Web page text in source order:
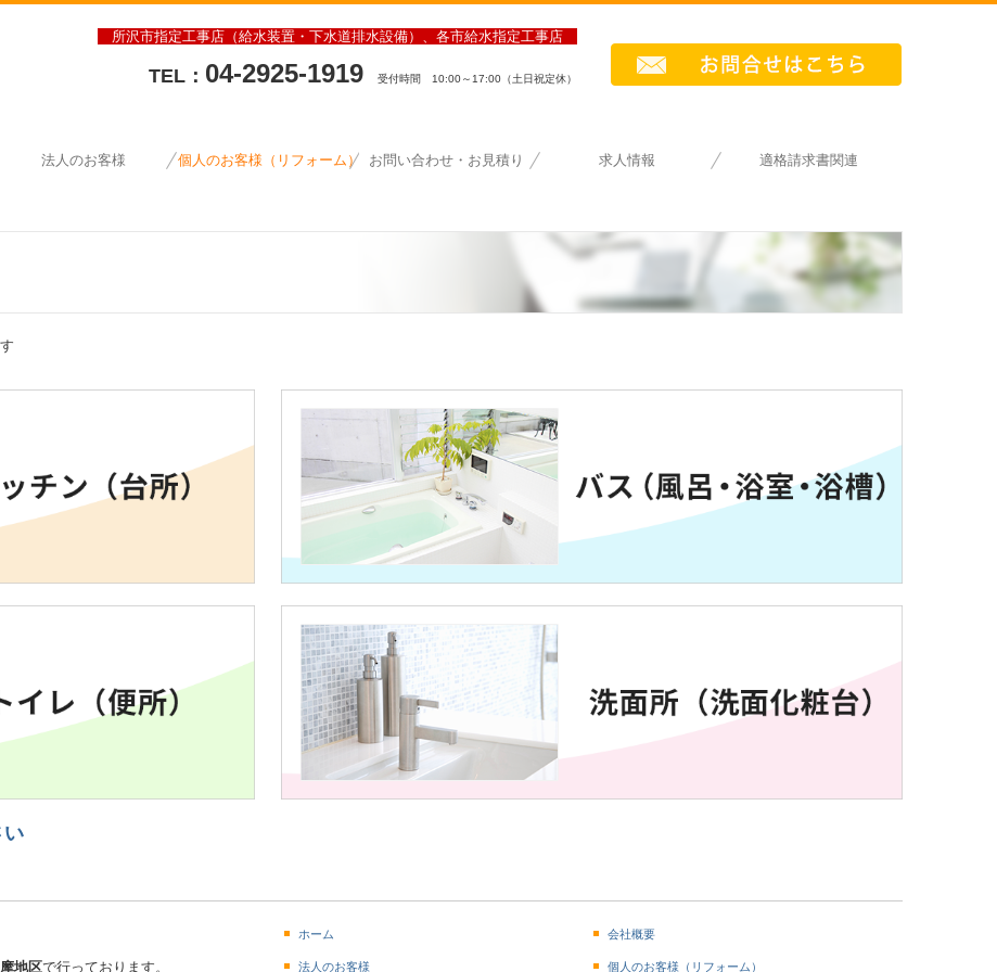
所沢市指定工事店（給水装置・下水道排水設備）、各市給水指定工事店
TEL： 04-2925-1919 受付時間 10:00～17:00（土日祝定休）
法人のお客様 個人のお客様（リフォーム） お問い合わせ・お見積り 求人情報 適格請求書関連
地区で行っております。
ホーム 会社概要
法人のお客様 個人のお客様（リフォーム）